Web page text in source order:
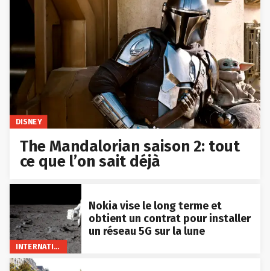
DISNEY
The Mandalorian saison 2: tout
ce que l’on sait déjà
INTERNATIONAL
Nokia vise le long terme et
obtient un contrat pour installer
un réseau 5G sur la lune